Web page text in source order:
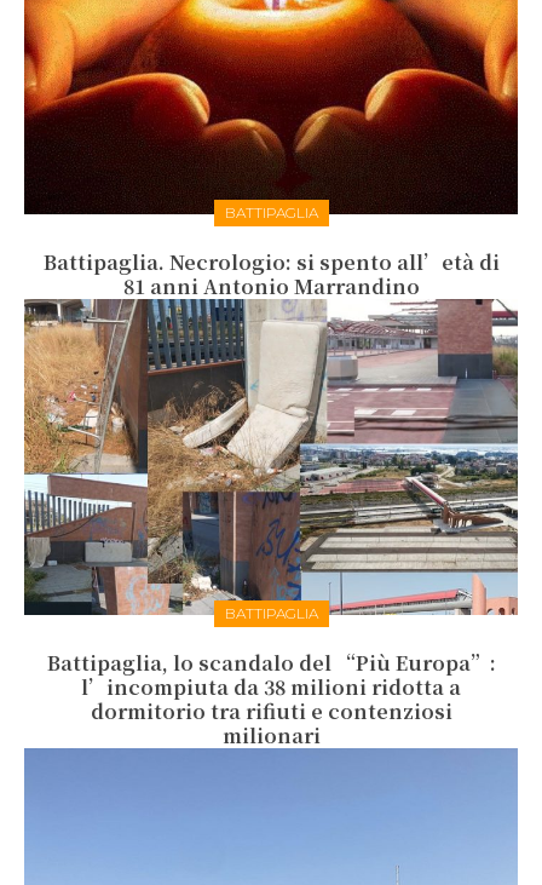
BATTIPAGLIA
Battipaglia. Necrologio: si spento all’età di
81 anni Antonio Marrandino
BATTIPAGLIA
Battipaglia, lo scandalo del “Più Europa”:
l’incompiuta da 38 milioni ridotta a
dormitorio tra rifiuti e contenziosi
milionari